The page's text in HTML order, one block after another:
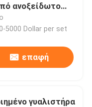
ανοξείδωτο
5000 Dollar per set
επαφή
γυαλιστήρα